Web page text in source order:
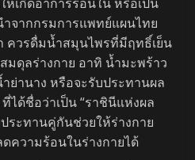
จากกรมการแพทย์แผนไทย
ควรดื่มน้ำสมุนไพรที่มีฤทธิ์เย็น
มดุลร่างกาย อาทิ น้ำมะพร้าว
ย่านาง หรือจะรับประทานผล
ได้ชื่อว่าเป็น “ราชินีแห่งผล
ระทานคู่กันช่วยให้ร่างกาย
ความร้อนในร่างกายได้